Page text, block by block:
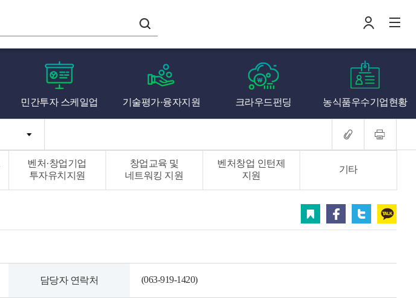
로 전
나의창업일지
민간투자 스케일업 기술평가·융자지원 크라우드펀딩 농식품우수기업현황
벤처·창업기업
투자유치지원
창업교육 및
네트워킹 지원
벤처창업 인턴제
지원
기타
트위터 카카오
담당자 연락처 (063-919-1420)